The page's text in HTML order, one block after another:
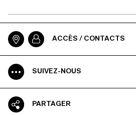
ACCÈS / CONTACTS
SUIVEZ-NOUS
PARTAGER